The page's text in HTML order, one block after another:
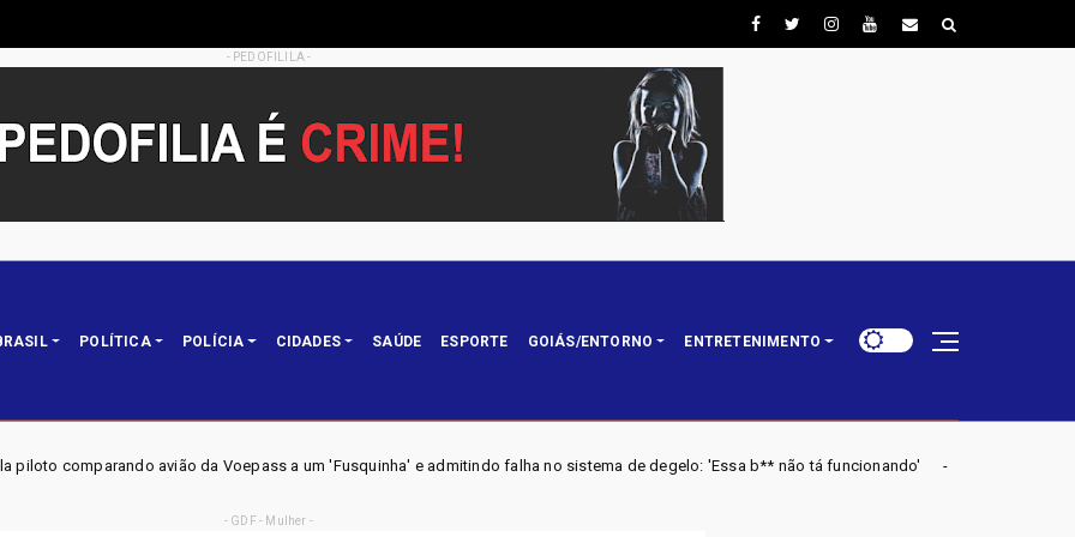
- PEDOFILILA -
POLÍTICA POLÍCIA CIDADES SAÚDE ESPORTE GOIÁS/ENTORNO ENTRETENIMENTO
da Voepass a um 'Fusquinha' e admitindo falha no sistema de degelo: 'Essa b** não tá funcionando' Brasil URGENTE: Mendonça dá 10
- GDF - Mulher -